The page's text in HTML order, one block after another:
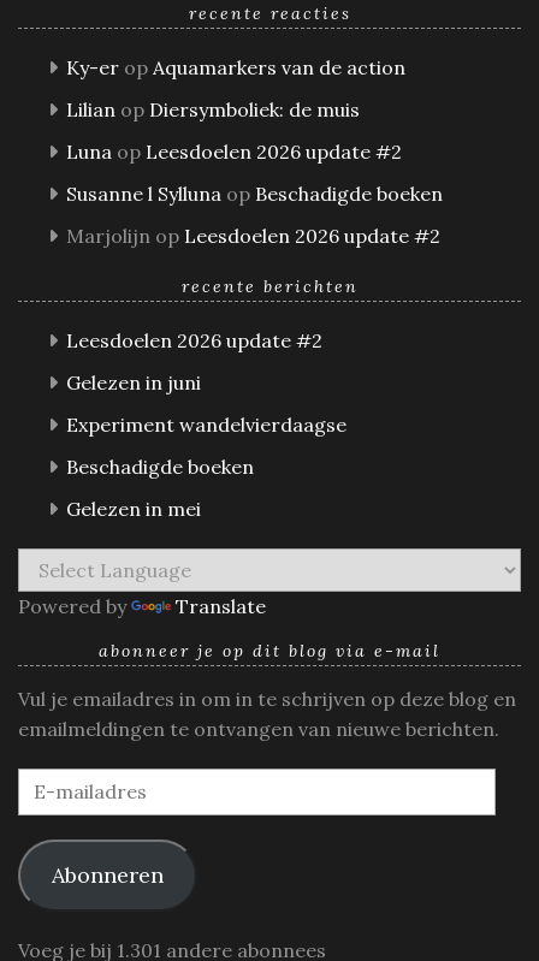
recente reacties
Ky-er op Aquamarkers van de action
Lilian op Diersymboliek: de muis
Luna op Leesdoelen 2026 update #2
Susanne l Sylluna op Beschadigde boeken
Marjolijn op Leesdoelen 2026 update #2
recente berichten
Leesdoelen 2026 update #2
Gelezen in juni
Experiment wandelvierdaagse
Beschadigde boeken
Gelezen in mei
Powered by Translate
abonneer je op dit blog via e-mail
Vul je emailadres in om in te schrijven op deze blog en
emailmeldingen te ontvangen van nieuwe berichten.
E-
mailadres
Abonneren
Voeg je bij 1.301 andere abonnees